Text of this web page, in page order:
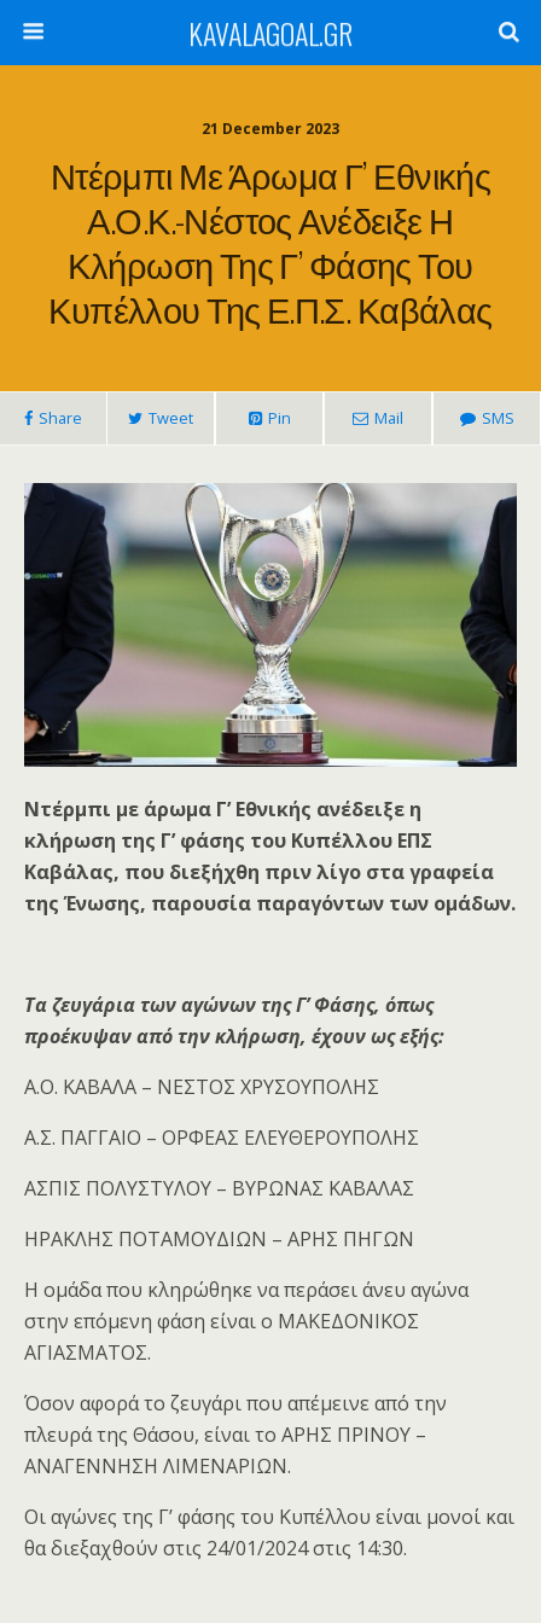
KAVALAGOAL.GR
21 December 2023
Ντέρμπι Με Άρωμα Γ’ Εθνικής
Α.Ο.Κ.-Νέστος Ανέδειξε Η
Κλήρωση Της Γ’ Φάσης Του
Κυπέλλου Της Ε.Π.Σ. Καβάλας
Share Tweet Pin Mail SMS
Ντέρμπι με άρωμα Γ’ Εθνικής ανέδειξε η
κλήρωση της Γ’ φάσης του Κυπέλλου ΕΠΣ
Καβάλας, που διεξήχθη πριν λίγο στα γραφεία
της Ένωσης, παρουσία παραγόντων των ομάδων.
Τα ζευγάρια των αγώνων της Γ’ Φάσης, όπως
προέκυψαν από την κλήρωση, έχουν ως εξής:
Α.Ο. ΚΑΒΑΛΑ – ΝΕΣΤΟΣ ΧΡΥΣΟΥΠΟΛΗΣ
Α.Σ. ΠΑΓΓΑΙΟ – ΟΡΦΕΑΣ ΕΛΕΥΘΕΡΟΥΠΟΛΗΣ
ΑΣΠΙΣ ΠΟΛΥΣΤΥΛΟΥ – ΒΥΡΩΝΑΣ ΚΑΒΑΛΑΣ
ΗΡΑΚΛΗΣ ΠΟΤΑΜΟΥΔΙΩΝ – ΑΡΗΣ ΠΗΓΩΝ
Η ομάδα που κληρώθηκε να περάσει άνευ αγώνα
στην επόμενη φάση είναι ο ΜΑΚΕΔΟΝΙΚΟΣ
ΑΓΙΑΣΜΑΤΟΣ.
Όσον αφορά το ζευγάρι που απέμεινε από την
πλευρά της Θάσου, είναι το ΑΡΗΣ ΠΡΙΝΟΥ –
ΑΝΑΓΕΝΝΗΣΗ ΛΙΜΕΝΑΡΙΩΝ.
Οι αγώνες της Γ’ φάσης του Κυπέλλου είναι μονοί και
θα διεξαχθούν στις 24/01/2024 στις 14:30.